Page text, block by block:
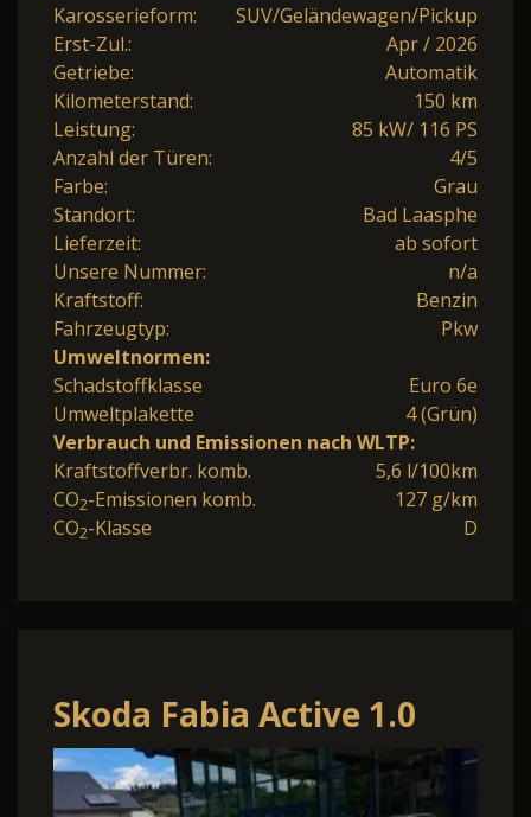
Karosserieform:
SUV/Geländewagen/Pickup
Erst-Zul.:
Apr / 2026
Getriebe:
Automatik
Kilometerstand:
150 km
Leistung:
85 kW/ 116 PS
Anzahl der Türen:
4/5
Farbe:
Grau
Standort:
Bad Laasphe
Lieferzeit:
ab sofort
Unsere Nummer:
n/a
Kraftstoff:
Benzin
Fahrzeugtyp:
Pkw
Umweltnormen:
Schadstoffklasse
Euro 6e
Umweltplakette
4 (Grün)
Verbrauch und Emissionen nach WLTP:
Kraftstoffverbr. komb.
5,6 l/100km
CO2-Emissionen komb.
127 g/km
CO2-Klasse D
Skoda Fabia Active 1.0
PDC hinten Klima Winter-